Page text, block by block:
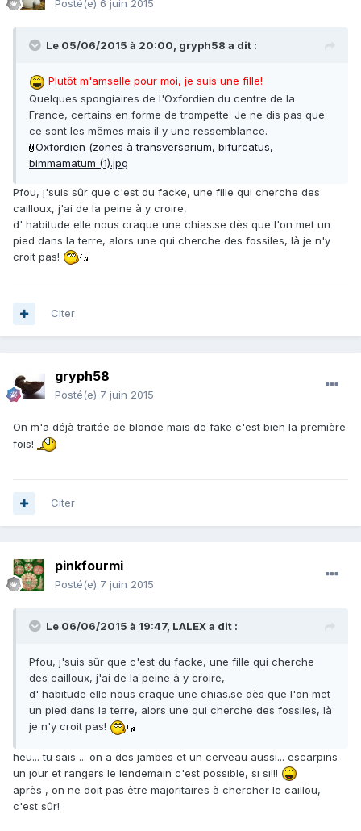
Posté(e) 6 juin 2015
Le 05/06/2015 à 20:00, gryph58 a dit :
Plutôt m'amselle pour moi, je suis une fille!
Quelques spongiaires de l'Oxfordien du centre de la
France, certains en forme de trompette. Je ne dis pas que
ce sont les mêmes mais il y une ressemblance.
Oxfordien (zones à transversarium, bifurcatus,
bimmamatum (1).jpg
Pfou, j'suis sûr que c'est du facke, une fille qui cherche des
cailloux, j'ai de la peine à y croire,
d' habitude elle nous craque une chias.se dès que l'on met un
pied dans la terre, alors une qui cherche des fossiles, là je n'y
croit pas!
Citer
gryph58
Posté(e) 7 juin 2015
On m'a déjà traitée de blonde mais de fake c'est bien la première
fois!
Citer
pinkfourmi
Posté(e) 7 juin 2015
Le 06/06/2015 à 19:47, LALEX a dit :
Pfou, j'suis sûr que c'est du facke, une fille qui cherche
des cailloux, j'ai de la peine à y croire,
d' habitude elle nous craque une chias.se dès que l'on met
un pied dans la terre, alors une qui cherche des fossiles, là
je n'y croit pas!
heu... tu sais ... on a des jambes et un cerveau aussi... escarpins
un jour et rangers le lendemain c'est possible, si si!!!
après , on ne doit pas être majoritaires à chercher le caillou,
c'est sûr!